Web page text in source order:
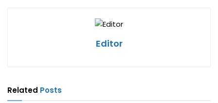
Editor
Related Posts